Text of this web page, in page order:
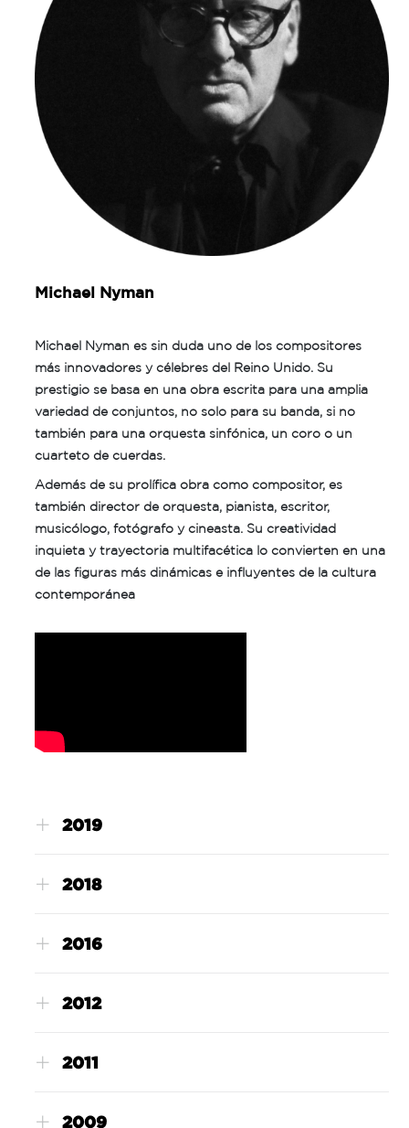
Michael Nyman
Michael Nyman es sin duda uno de los compositores
más innovadores y célebres del Reino Unido. Su
prestigio se basa en una obra escrita para una amplia
variedad de conjuntos, no solo para su banda, si no
también para una orquesta sinfónica, un coro o un
cuarteto de cuerdas.
Además de su prolífica obra como compositor, es
también director de orquesta, pianista, escritor,
musicólogo, fotógrafo y cineasta. Su creatividad
inquieta y trayectoria multifacética lo convierten en una
de las figuras más dinámicas e influyentes de la cultura
contemporánea
2019
2018
2016
2012
2011
2009